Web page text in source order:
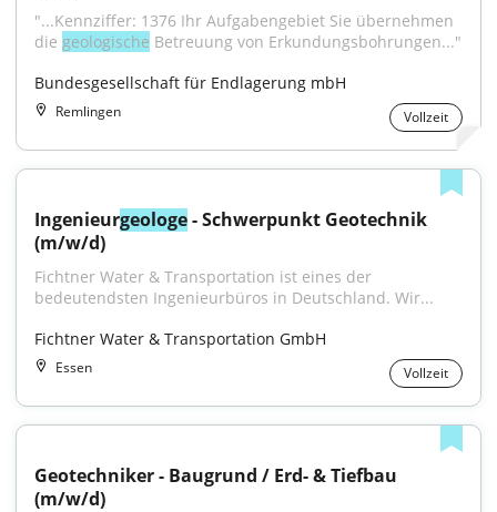
"...Kennziffer: 1376 Ihr Aufgabengebiet Sie übernehmen
die geologische Betreuung von Erkundungsbohrungen..."
Bundesgesellschaft für Endlagerung mbH
Remlingen Vollzeit
Ingenieurgeologe - Schwerpunkt Geotechnik
(m/w/d)
Fichtner Water & Transportation ist eines der
bedeutendsten Ingenieurbüros in Deutschland. Wir...
Fichtner Water & Transportation GmbH
Essen Vollzeit
Geotechniker - Baugrund / Erd- & Tiefbau
(m/w/d)